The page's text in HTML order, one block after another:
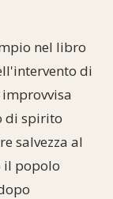
nel libro
di
di spirito
salvezza al
il popolo